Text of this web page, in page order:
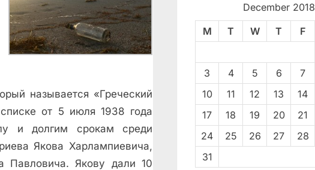
называется «Греческий
от 5 июля 1938 года
и долгим срокам среди
Якова Харлампиевича,
Павловича. Якову дали 10
December 2018
M T W T F
3
4 5 6 7
10
11 12 13 14
17
18 19 20 21
24
25 26 27 28
31